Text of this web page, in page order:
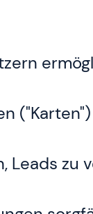
("Karten")
Leads zu